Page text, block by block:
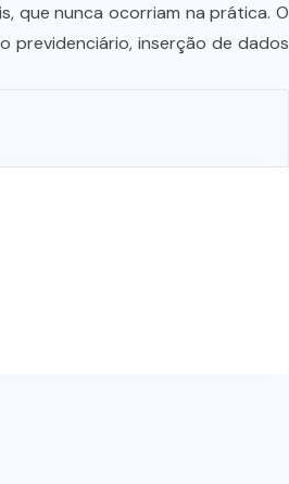
que nunca ocorriam na prática. O
previdenciário, inserção de dados